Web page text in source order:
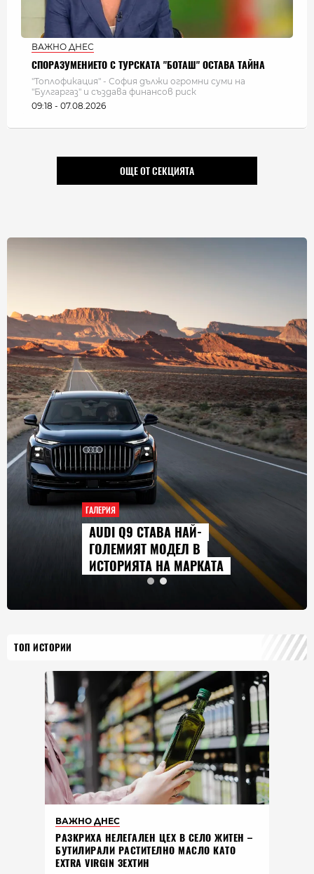
ВАЖНО ДНЕС
СПОРАЗУМЕНИЕТО С ТУРСКАТА "БОТАШ" ОСТАВА ТАЙНА
"Топлофикация" - София дължи огромни суми на
"Булгаргаз" и създава финансов риск
09:18 - 07.08.2026
ОЩЕ ОТ СЕКЦИЯТА
ГАЛЕРИЯ
AUDI Q9 СТАВА НАЙ-
ГОЛЕМИЯТ МОДЕЛ В
ИСТОРИЯТА НА МАРКАТА
ТОП ИСТОРИИ
ВАЖНО ДНЕС
РАЗКРИХА НЕЛЕГАЛЕН ЦЕХ В СЕЛО ЖИТЕН –
БУТИЛИРАЛИ РАСТИТЕЛНО МАСЛО КАТО
EXTRA VIRGIN ЗЕХТИН